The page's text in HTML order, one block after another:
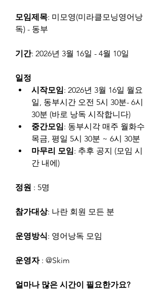
모임제목: 미모영(미라클모닝영어낭
독) - 동부
기간: 2026년 3월 16일 - 4월 10일
일정
시작모임: 2026년 3월 16일 월요
일, 동부시간 오전 5시 30분- 6시
30분 (바로 낭독 시작합니다)
중간모임: 동부시각 매주 월화수
목금, 평일 5시 30분 ~ 6시 30분
마무리 모임: 추후 공지 (모임 시
간 내에)
정원 : 5명
참가대상: 나란 회원 모든 분
운영방식: 영어낭독 모임
운영자 : @Skim
얼마나 많은 시간이 필요한가요?